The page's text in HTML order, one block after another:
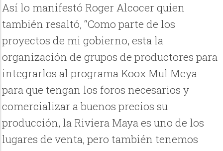
Así lo manifestó Roger Alcocer quien
también resaltó, “Como parte de los
proyectos de mi gobierno, esta la
organización de grupos de productores para
integrarlos al programa Koox Mul Meya
para que tengan los foros necesarios y
comercializar a buenos precios su
producción, la Riviera Maya es uno de los
lugares de venta, pero también tenemos